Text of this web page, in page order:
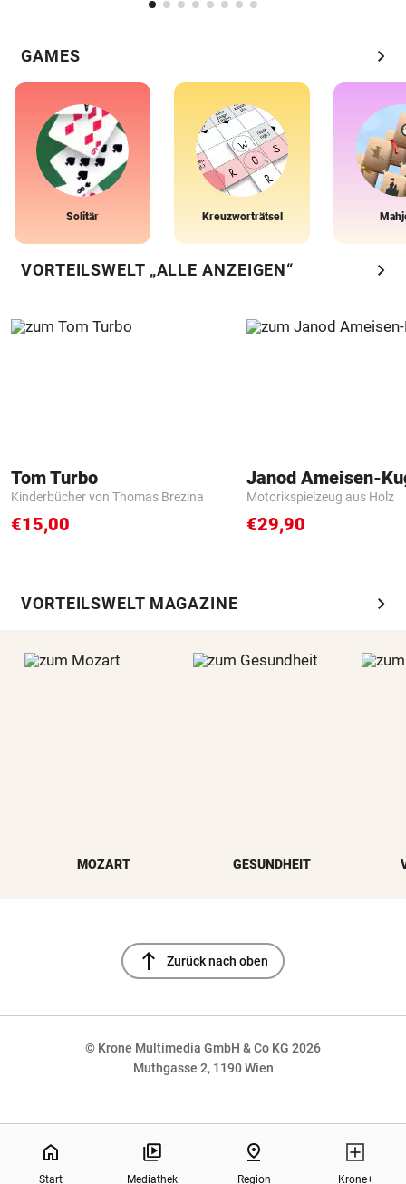
GAMES chevron_right
Solitär Kreuzworträtsel
VORTEILSWELT „ALLE ANZEIGEN“ chevron_right
Tom Turbo
Kinderbücher von Thomas Brezina
€15,00
Janod Ameisen-
Motorikspielzeug aus Holz
€29,90
VORTEILSWELT MAGAZINE chevron_right
MOZART GESUNDHEIT
north Zurück nach oben
© Krone Multimedia GmbH & Co KG 2026
Muthgasse 2, 1190 Wien
home
Start Mediathek
pin_drop
Region Krone+
NaN%